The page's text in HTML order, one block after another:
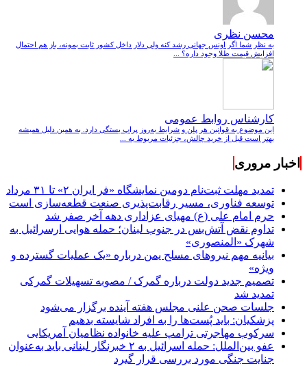
محسن نظری
به نظر شما اگر اونس جهانی رشد کنه ولی دلار داخل کشور ثابت بمونه، باز هم احتمال
افزایش قیمت طلا وجود داره؟ ...
کارشناس روابط عمومی
این موضوع به قوانین هر پلن و شرایط به‌روز پراپ بستگی دارد. به همین دلیل همیشه
بهتر است قبل از خرید چالش، جزئیات مربوط به ...
اخبار مروری
تمدید مهلت ثبت‌نام دومین نمایشگاه «فر ایران ۲» تا ۳۱ مرداد
توسعه فناوری، مسیر رقابت‌پذیری صنعت قطعه‌سازی است
حرم امام علی (ع) مهیای عزاداری دهه آخر صفر شد
تداوم نقض آتش‌بس در جنوب لبنان؛ حمله هوایی ارسرائیل به
شهرک «المنصوری»
بیانیه مهم نیروهای مسلح یمن درباره «یک عملیات گسترده و
ویژه»
تصمیم جدید دولت درباره گمرک / مصوبه تسهیلات گمرکی
تمدید شد
جلسات صحن علنی مجلس هفته آینده برگزار می‌شود
پزشکیان: باید پُست‌ها را به افراد شایسته بدهیم
سرکوب مهاجرتی ترامپ علیه خانواده نظامیان آمریکایی
عفو بین‌الملل: حمله اسرائیل به ۲ خبرنگار لبنانی باید به‌عنوان
جنایت جنگی مورد بررسی قرار گیرد